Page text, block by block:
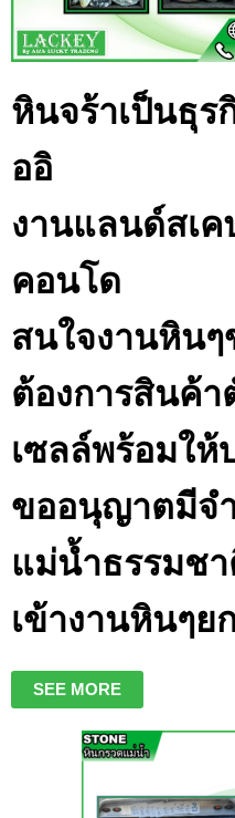
หินจร้าเป็นธุร
ออิ
งานแลนด์สเ
คอนโด
สนใจงานหินๆ
ต้องการสินค้า
เซลล์พร้อมให้
ขออนุญาตมีจ
แม่น้ำธรรมช
เข้างานหินๆย
SEE MORE